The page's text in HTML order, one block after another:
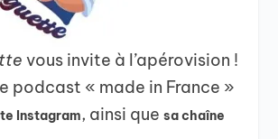
vous invite à l’apérovision !
podcast « made in France »
Instagram, ainsi quesa chaîne